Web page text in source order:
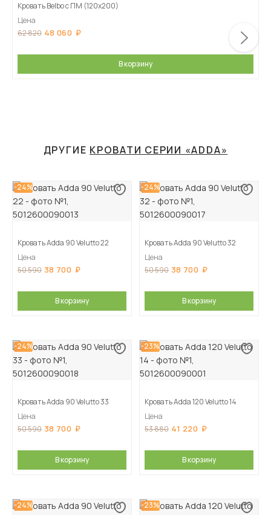
Кровать Belbo с ПМ (120х200)
Цена
62 820 48 060
В корзину
ДРУГИЕ КРОВАТИ СЕРИИ «ADDA»
-24%
Кровать Adda 90 Velutto 22
Цена
50 590 38 700
В корзину
-24%
Кровать Adda 90 Velutto 32
Цена
50 590 38 700
В корзину
-24%
Кровать Adda 90 Velutto 33
Цена
50 590 38 700
В корзину
-23%
Кровать Adda 120 Velutto 14
Цена
53 880 41 220
В корзину
-24% -23%